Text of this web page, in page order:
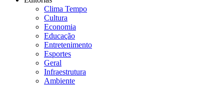
Clima Tempo
Cultura
Economia
Educação
Entretenimento
Esportes
Geral
Infraestrutura
Ambiente